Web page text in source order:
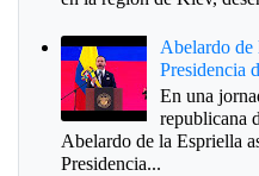
Abelardo de
Presidencia
En una
republicana
Abelardo de la Espriella
Presidencia...